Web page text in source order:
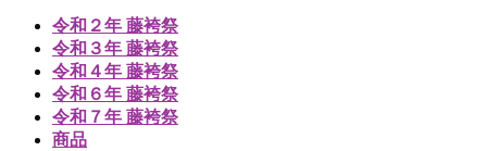
令和２年 藤袴祭
令和３年 藤袴祭
令和４年 藤袴祭
令和６年 藤袴祭
令和７年 藤袴祭
商品